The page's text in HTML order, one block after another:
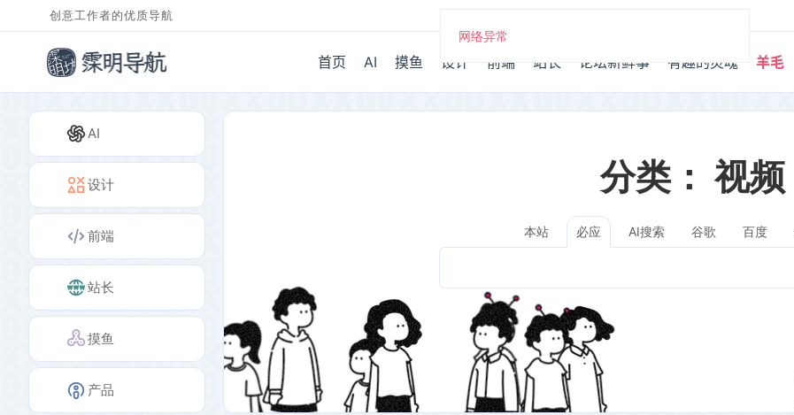
创意工作者的优质导航
首页 AI 摸鱼 设计 前端 站长 论坛新鲜事 有趣的灵魂 羊毛
AI
设计
前端
站长
摸鱼
产品
分类： 视频
本站 必应 AI搜索 谷歌 百度
网络异常